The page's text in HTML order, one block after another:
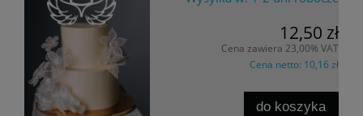
12,50 zł
Cena zawiera 23,00% VAT
Cena netto: 10,16 zł
do koszyka